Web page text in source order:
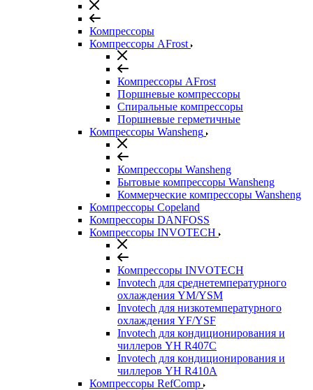
Компрессоры
Компрессоры AFrost
Компрессоры AFrost
Поршневые компрессоры
Спиральные компрессоры
Поршневые герметичные
Компрессоры Wansheng
Компрессоры Wansheng
Бытовые компрессоры Wansheng
Коммерческие компрессоры Wansheng
Компрессоры Copeland
Компрессоры DANFOSS
Компрессоры INVOTECH
Компрессоры INVOTECH
Invotech для среднетемпературного
охлаждения YM/YSM
Invotech для низкотемпературного
охлаждения YF/YSF
Invotech для кондиционирования и
чиллеров YH R407C
Invotech для кондиционирования и
чиллеров YH R410A
Компрессоры RefComp